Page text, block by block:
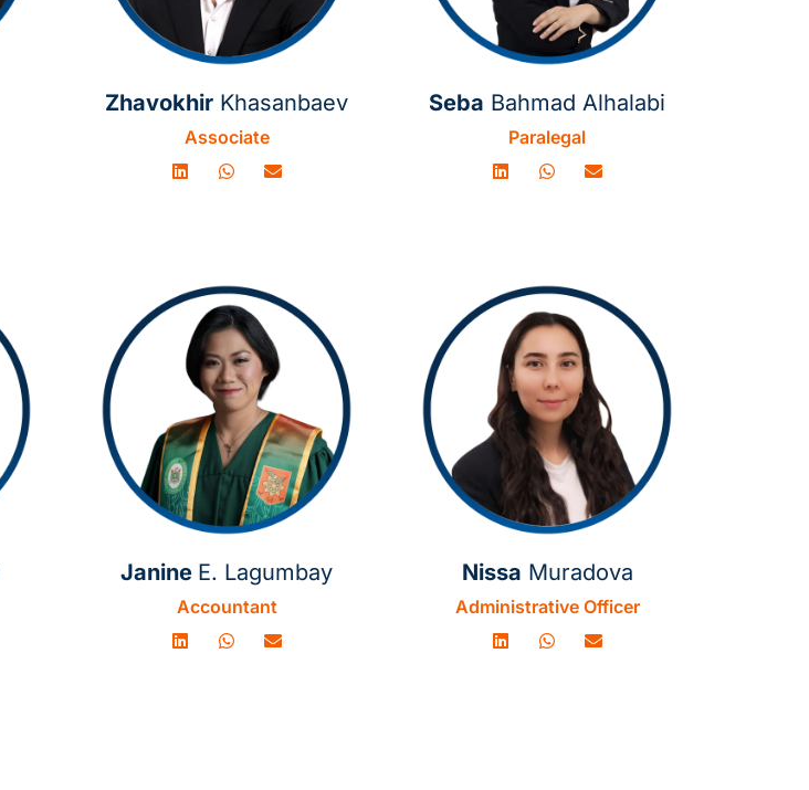
Zhavokhir Khasanbaev
Associate
Seba Bahmad Alhalabi
Paralegal
Janine E. Lagumbay
Accountant
Nissa Muradova
Administrative Officer